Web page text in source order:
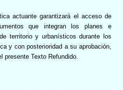
actuante garantizará el acceso de
que integran los planes e
territorio y urbanísticos durante los
y con posterioridad a su aprobación,
presente Texto Refundido.